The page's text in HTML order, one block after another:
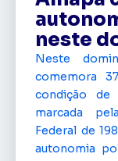
neste
Neste
comemora
condição de
marcada
Federal de
autonomia